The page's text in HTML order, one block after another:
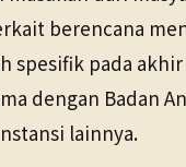
berencana
spesifik pada
dengan Badan
lainnya.